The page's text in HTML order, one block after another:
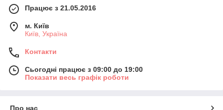
Працює з 21.05.2016
м. Київ
Київ, Україна
Контакти
Сьогодні працює з 09:00 до 19:00
Показати весь графік роботи
Про нас